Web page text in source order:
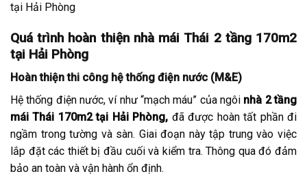
Quá trình hoàn thiện nhà mái Thái 2 tầng 170m2
tại Hải Phòng
Hoàn thiện thi công hệ thống điện nước (M&E)
Hệ thống điện nước, ví như “mạch máu” của ngôi nhà 2 tầng
mái Thái 170m2 tại Hải Phòng, đã được hoàn tất phần đi
ngầm trong tường và sàn. Giai đoạn này tập trung vào việc
lắp đặt các thiết bị đầu cuối và kiểm tra. Thông qua đó đảm
bảo an toàn và vận hành ổn định.